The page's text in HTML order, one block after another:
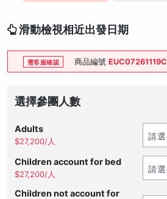
滑動檢視相近出發日期
需客服確認 商品編號EUC07261119C
選擇參團人數
Adults
$27,200/人
Children account for bed
$27,200/人
Children not account for